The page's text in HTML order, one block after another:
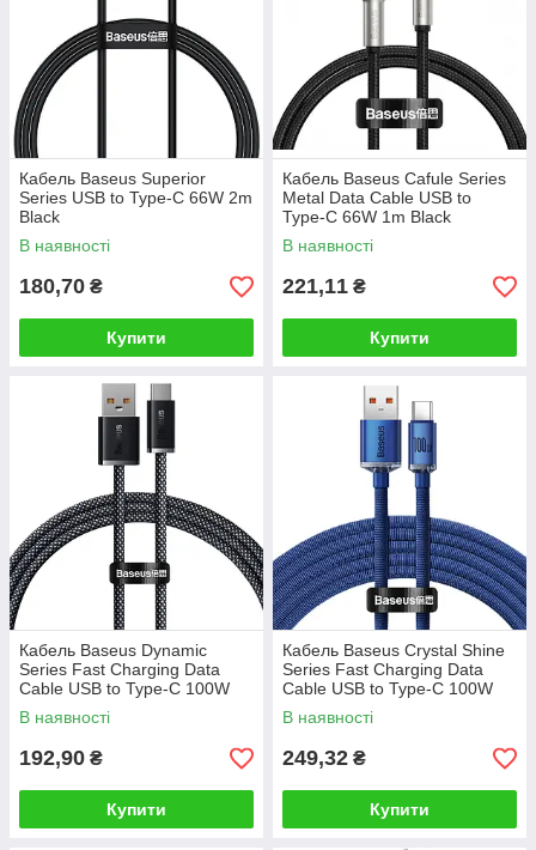
Кабель Baseus Superior
Series USB to Type-C 66W 2m
Black
В наявності
180,70 ₴
Купити
Кабель Baseus Cafule Series
Metal Data Cable USB to
Type-C 66W 1m Black
В наявності
221,11 ₴
Купити
Кабель Baseus Dynamic
Series Fast Charging Data
Cable USB to Type-C 100W
1m Slate Gray
В наявності
192,90 ₴
Купити
Кабель Baseus Crystal Shine
Series Fast Charging Data
Cable USB to Type-C 100W
2m Blue
В наявності
249,32 ₴
Купити